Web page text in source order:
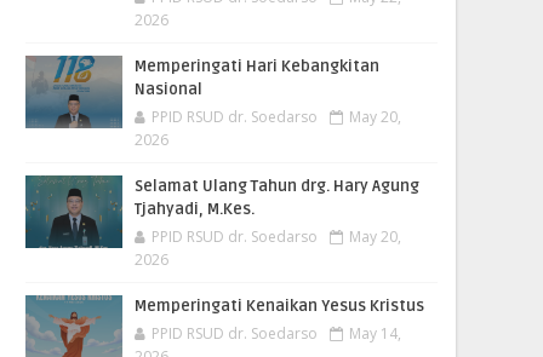
2026
Memperingati Hari Kebangkitan
Nasional
PPID RSUD dr. Soedarso
May 20,
2026
Selamat Ulang Tahun drg. Hary Agung
Tjahyadi, M.Kes.
PPID RSUD dr. Soedarso
May 20,
2026
Memperingati Kenaikan Yesus Kristus
PPID RSUD dr. Soedarso
May 14,